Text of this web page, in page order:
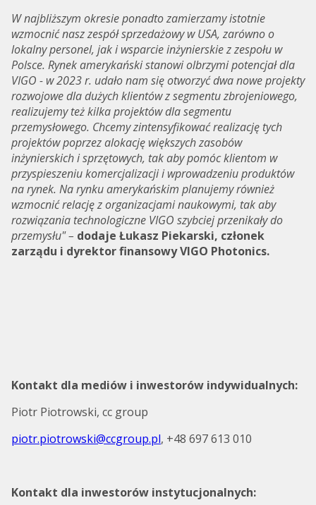
W najbliższym okresie ponadto zamierzamy istotnie
wzmocnić nasz zespół sprzedażowy w USA, zarówno o
lokalny personel, jak i wsparcie inżynierskie z zespołu w
Polsce. Rynek amerykański stanowi olbrzymi potencjał dla
VIGO - w 2023 r. udało nam się otworzyć dwa nowe projekty
rozwojowe dla dużych klientów z segmentu zbrojeniowego,
realizujemy też kilka projektów dla segmentu
przemysłowego. Chcemy zintensyfikować realizację tych
projektów poprzez alokację większych zasobów
inżynierskich i sprzętowych, tak aby pomóc klientom w
przyspieszeniu komercjalizacji i wprowadzeniu produktów
na rynek. Na rynku amerykańskim planujemy również
wzmocnić relację z organizacjami naukowymi, tak aby
rozwiązania technologiczne VIGO szybciej przenikały do
przemysłu" – dodaje Łukasz Piekarski, członek
zarządu i dyrektor finansowy VIGO Photonics.
Kontakt dla mediów i inwestorów indywidualnych:
Piotr Piotrowski, cc group
piotr.piotrowski@ccgroup.pl, +48 697 613 010
Kontakt dla inwestorów instytucjonalnych: